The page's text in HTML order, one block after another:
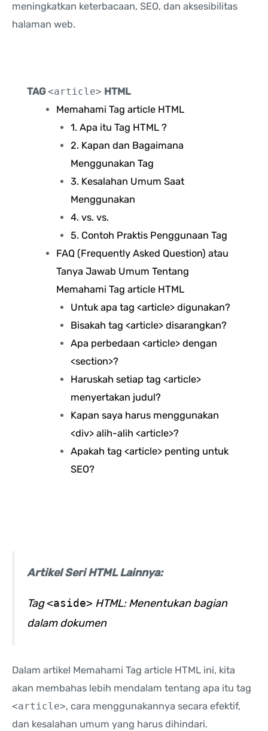
meningkatkan keterbacaan, SEO, dan aksesibilitas
halaman web.
TAG<article> HTML
Memahami Tag article HTML
1. Apa itu Tag HTML ?
2. Kapan dan Bagaimana
Menggunakan Tag
3. Kesalahan Umum Saat
Menggunakan
4. vs. vs.
5. Contoh Praktis Penggunaan Tag
FAQ (Frequently Asked Question) atau
Tanya Jawab Umum Tentang
Memahami Tag article HTML
Untuk apa tag <article> digunakan?
Bisakah tag <article> disarangkan?
Apa perbedaan <article> dengan
<section>?
Haruskah setiap tag <article>
menyertakan judul?
Kapan saya harus menggunakan
<div> alih-alih <article>?
Apakah tag <article> penting untuk
SEO?
Artikel Seri HTML Lainnya:
Tag<aside> HTML: Menentukan bagian
dalam dokumen
Dalam artikel Memahami Tag article HTML ini, kita
akan membahas lebih mendalam tentang apa itu tag
<article>, cara menggunakannya secara efektif,
dan kesalahan umum yang harus dihindari.